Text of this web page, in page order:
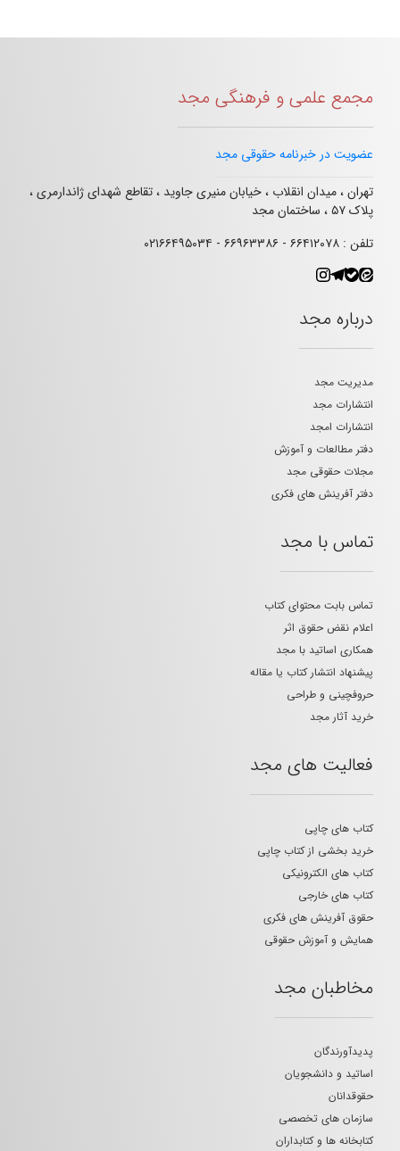
مجمع علمی و فرهنگی مجد
عضویت در خبرنامه حقوقی مجد
تهران ، میدان انقلاب ، خیابان منیری جاوید ، تقاطع شهدای ژاندارمری ،
پلاک ۵۷ ، ساختمان مجد
تلفن : ۶۶۴۱۲۰۷۸ - ۶۶۹۶۳۳۸۶ - ۰۲۱۶۶۴۹۵۰۳۴
درباره مجد
مدیریت مجد
انتشارات مجد
انتشارات امجد
دفتر مطالعات و آموزش
مجلات حقوقی مجد
دفتر آفرینش های فکری
تماس با مجد
تماس بابت محتوای کتاب
اعلام نقض حقوق اثر
همکاری اساتید با مجد
پیشنهاد انتشار کتاب یا مقاله
حروفچینی و طراحی
خرید آثار مجد
فعالیت های مجد
کتاب های چاپی
خرید بخشی از کتاب چاپی
کتاب های الکترونیکی
کتاب های خارجی
حقوق آفرینش های فکری
همایش و آموزش حقوقی
مخاطبان مجد
پدیدآورندگان
اساتید و دانشجویان
حقوقدانان
سازمان های تخصصی
کتابخانه ها و کتابداران